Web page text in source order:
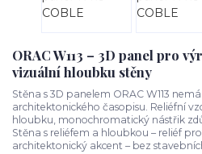
ORAC W113 – 3D panel pro
vizuální hloubku stěny
Stěna s 3D panelem ORAC W113
architektonického časopisu. Reliéfní
hloubku, monochromatický nástřik
Stěna s reliéfem a hloubkou – reliéf
architektonický akcent – bez